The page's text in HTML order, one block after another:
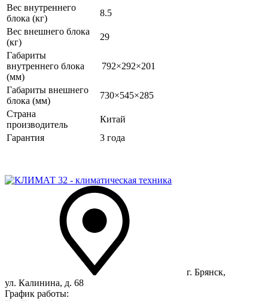
Вес внутреннего
блока (кг)
8.5
Вес внешнего блока
(кг)
29
Габариты
внутреннего блока
(мм)
792×292×201
Габариты внешнего
блока (мм)
730×545×285
Страна
производитель
Китай
Гарантия
3 года
г. Брянск,
ул. Калинина, д. 68
График работы: